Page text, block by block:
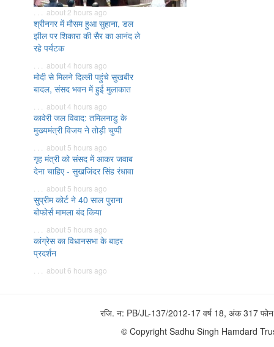
. . . about 2 hours ago
श्रीनगर में मौसम हुआ सुहाना, डल
झील पर शिकारा की सैर का आनंद ले
रहे पर्यटक
. . . about 4 hours ago
मोदी से मिलने दिल्ली पहुंचे सुखबीर
बादल, संसद भवन में हुई मुलाकात
. . . about 4 hours ago
कावेरी जल विवाद: तमिलनाडु के
मुख्यमंत्री विजय ने तोड़ी चुप्पी
. . . about 5 hours ago
गृह मंत्री को संसद में आकर जवाब
देना चाहिए - सुखजिंदर सिंह रंधावा
. . . about 5 hours ago
सुप्रीम कोर्ट ने 40 साल पुराना
बोफोर्स मामला बंद किया
. . . about 5 hours ago
कांग्रेस का विधानसभा के बाहर
प्रदर्शन
. . . about 6 hours ago
रजि. न: PB/JL-137/2012-17 वर्ष 18, अंक 317
© Copyright Sadhu Singh Hamdard